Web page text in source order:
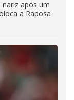
após um
a Raposa